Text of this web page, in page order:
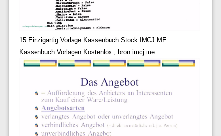
15 Einzigartig Vorlage Kassenbuch Stock IMCJ ME
Kassenbuch Vorlagen Kostenlos , bron:imcj.me